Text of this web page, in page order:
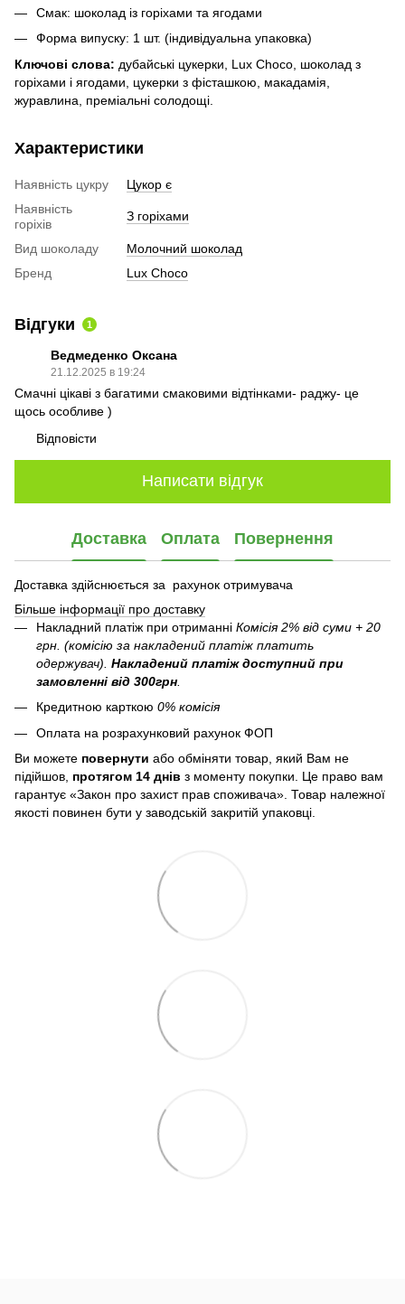
Смак: шоколад із горіхами та ягодами
Форма випуску: 1 шт. (індивідуальна упаковка)
Ключові слова: дубайські цукерки, Lux Choco, шоколад з
горіхами і ягодами, цукерки з фісташкою, макадамія,
журавлина, преміальні солодощі.
Характеристики
Наявність цукру
Цукор є
Наявність
горіхів
З горіхами
Вид шоколаду
Молочний шоколад
Бренд
Lux Choco
Відгуки 1
Ведмеденко Оксана
21.12.2025 в 19:24
Смачні цікаві з багатими смаковими відтінками- раджу- це
щось особливе )
Відповісти
Написати відгук
Доставка Оплата Повернення
Доставка здійснюється за рахунок отримувача
Більше інформації про доставку
Накладний платіж при отриманні Комісія 2% від суми + 20
грн. (комісію за накладений платіж платить
одержувач). Накладений платіж доступний при
замовленні від 300грн
Кредитною карткою 0% комісія
Оплата на розрахунковий рахунок ФОП
Ви можете повернути або обміняти товар, який Вам не
підійшов, протягом 14 днів з моменту покупки. Це право вам
гарантує «Закон про захист прав споживача». Товар належної
якості повинен бути у заводській закритій упаковці.